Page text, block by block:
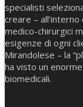
specialisti
creare –
medico-chirurgici
esigenze di ogni
Mirandolese – la
ha visto un
biomedicali.